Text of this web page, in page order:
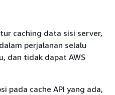
caching data sisi server,
perjalanan selalu
dan tidak dapat AWS
pada cache API yang ada,